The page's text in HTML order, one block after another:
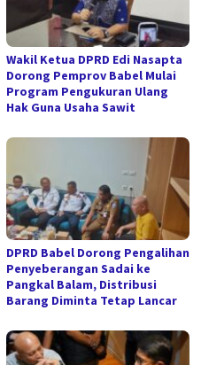
Wakil Ketua DPRD Edi Nasapta
Dorong Pemprov Babel Mulai
Program Pengukuran Ulang
Hak Guna Usaha Sawit
DPRD Babel Dorong Pengalihan
Penyeberangan Sadai ke
Pangkal Balam, Distribusi
Barang Diminta Tetap Lancar